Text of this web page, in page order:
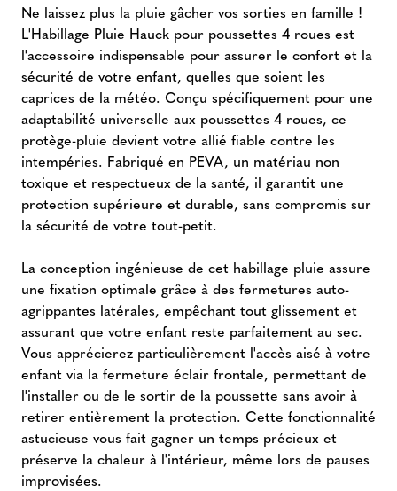
Ne laissez plus la pluie gâcher vos sorties en famille !
L'Habillage Pluie Hauck pour poussettes 4 roues est
l'accessoire indispensable pour assurer le confort et la
sécurité de votre enfant, quelles que soient les
caprices de la météo. Conçu spécifiquement pour une
adaptabilité universelle aux poussettes 4 roues, ce
protège-pluie devient votre allié fiable contre les
intempéries. Fabriqué en PEVA, un matériau non
toxique et respectueux de la santé, il garantit une
protection supérieure et durable, sans compromis sur
la sécurité de votre tout-petit.
La conception ingénieuse de cet habillage pluie assure
une fixation optimale grâce à des fermetures auto-
agrippantes latérales, empêchant tout glissement et
assurant que votre enfant reste parfaitement au sec.
Vous apprécierez particulièrement l'accès aisé à votre
enfant via la fermeture éclair frontale, permettant de
l'installer ou de le sortir de la poussette sans avoir à
retirer entièrement la protection. Cette fonctionnalité
astucieuse vous fait gagner un temps précieux et
préserve la chaleur à l'intérieur, même lors de pauses
improvisées.